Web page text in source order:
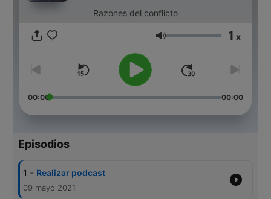
Razones del conflicto
Volumen 1 x
00:00 00:00
Episodios
1 - Realizar podcast
09 mayo 2021